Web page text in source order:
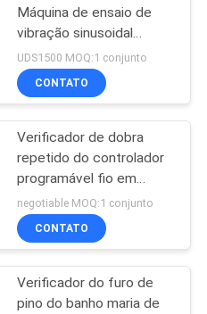
testes
Máquina de ensaio de
vibração sinusoidal
Preço Un38.3 Bateria
Tabela de ensaio de
vibração
UDS1500 MOQ:1 conjunto
CONTATO
Verificador de dobra
repetido do controlador
programável fio em
forma de u para o cabo
móvel
negotiable MOQ:1 conjunto
CONTATO
Verificador do furo de
pino do banho maria de